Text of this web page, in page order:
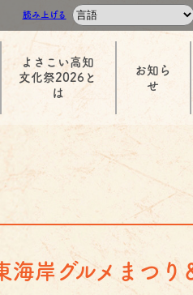
読み上げる
よさこい高知
文化祭2026と
は
お知ら
せ
海岸グルメまつ